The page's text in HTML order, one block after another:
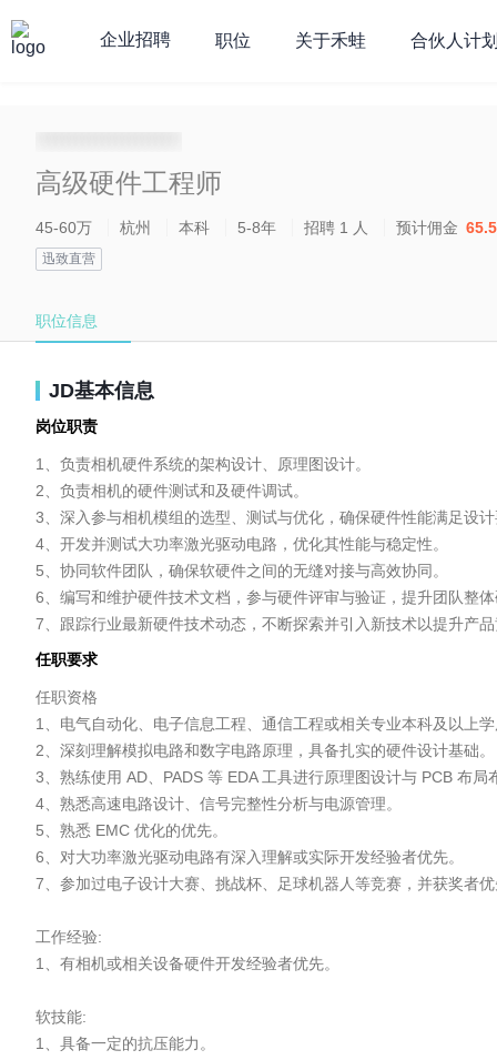
企业招聘 职位 关于禾蛙 合伙人计
高级硬件工程师
45-60万 杭州 本科 5-8年 招聘 1 人 预计佣金
迅致直营
职位信息
JD基本信息
岗位职责
1、负责相机硬件系统的架构设计、原理图设计。
2、负责相机的硬件测试和及硬件调试。
3、深入参与相机模组的选型、测试与优化，确保硬件性能满足设
4、开发并测试大功率激光驱动电路，优化其性能与稳定性。
5、协同软件团队，确保软硬件之间的无缝对接与高效协同。
6、编写和维护硬件技术文档，参与硬件评审与验证，提升团队整
任职要求
任职资格
1、电气自动化、电子信息工程、通信工程或相关专业本科及以上
2、深刻理解模拟电路和数字电路原理，具备扎实的硬件设计基础。
3、熟练使用 AD、PADS 等 EDA 工具进行原理图设计与 PCB 布局
4、熟悉高速电路设计、信号完整性分析与电源管理。
5、熟悉 EMC 优化的优先。
6、对大功率激光驱动电路有深入理解或实际开发经验者优先。
7、参加过电子设计大赛、挑战杯、足球机器人等竞赛，并获奖者
工作经验:
1、有相机或相关设备硬件开发经验者优先。
软技能:
1、具备一定的抗压能力。